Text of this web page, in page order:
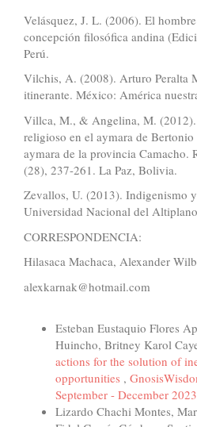
Velásquez, J. L. (2006). El
concepción filosófica andina
Perú.
Vilchis, A. (2008). Arturo Peralta
itinerante. México: América
Villca, M., & Angelina, M. (2012).
religioso en el aymara de
aymara de la provincia Camacho.
(28), 237-261. La Paz, Bolivia.
Zevallos, U. (2013). Indigenismo
Universidad Nacional del
CORRESPONDENCIA:
Hilasaca Machaca, Alexander
alexkarnak@hotmail.com
Esteban Eustaquio Flores
Huincho, Britney Karol
actions for the solution of
opportunities ,
September - December
Lizardo Chachi Montes,